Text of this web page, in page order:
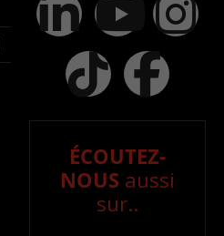
ÉCOUTEZ-
NOUS aussi
sur..